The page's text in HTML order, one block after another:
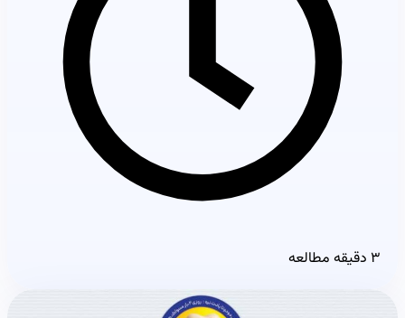
۳ دقیقه مطالعه